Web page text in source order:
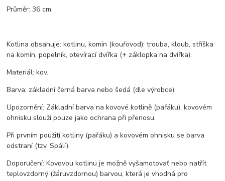
Průměr: 36 cm.
Kotlina obsahuje: kotlinu, komín (kouřovod): trouba, kloub, stříška
na komín, popelník, otevírací dvířka (+ záklopka na dvířka).
Materiál: kov.
Barva: základní černá barva nebo šedá (dle výrobce).
Upozornění: Základní barva na kovové kotlině (pařáku), kovovém
ohnisku slouží pouze jako ochrana při přenosu.
Při prvním použití kotliny (pařáku) a kovovém ohnisku se barva
odstraní (tzv. Spálí).
Doporučení: Kovovou kotlinu je možně vyšamotovať nebo natřít
teplovzdorný (žáruvzdornou) barvou, která je vhodná pro